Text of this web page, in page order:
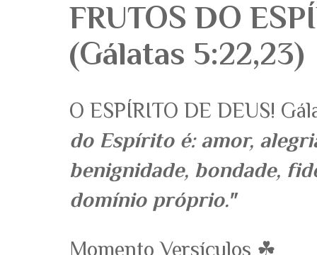
FRUTOS DO
(Gálatas 5:22,23)
O ESPÍRITO DE DEUS!
do Espírito é: amor,
benignidade, bondade,
domínio próprio."
Momento Versículos ☘